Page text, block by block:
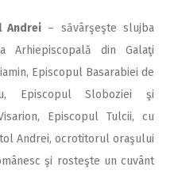
Andrei– săvârşeşte slujba
Arhiepiscopală din Galaţi
Episcopul Basarabiei de
Episcopul Sloboziei şi
Episcopul Tulcii, cu
Andrei, ocrotitorul oraşului
şi rosteşte un cuvânt